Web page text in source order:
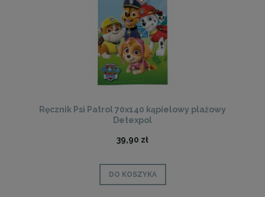
Ręcznik Psi Patrol 70x140 kąpielowy plażowy
Detexpol
39,90 zł
DO KOSZYKA